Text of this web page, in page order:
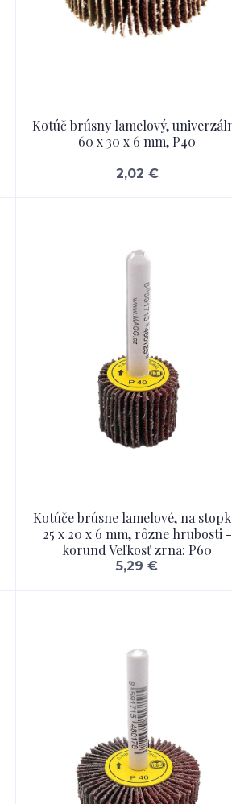
Kotúč brúsny lamelový,
60 x 30 x 6 mm, P40
2,02 €
Kotúče brúsne lamelové, na
25 x 20 x 6 mm, rôzne hrubosti -
korund Veľkosť zrna: P60
5,29 €